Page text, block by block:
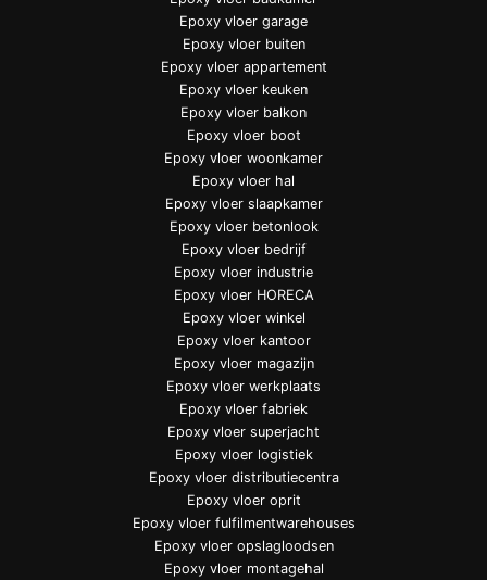
Epoxy vloer garage
Epoxy vloer buiten
Epoxy vloer appartement
Epoxy vloer keuken
Epoxy vloer balkon
Epoxy vloer boot
Epoxy vloer woonkamer
Epoxy vloer hal
Epoxy vloer slaapkamer
Epoxy vloer betonlook
Epoxy vloer bedrijf
Epoxy vloer industrie
Epoxy vloer HORECA
Epoxy vloer winkel
Epoxy vloer kantoor
Epoxy vloer magazijn
Epoxy vloer werkplaats
Epoxy vloer fabriek
Epoxy vloer superjacht
Epoxy vloer logistiek
Epoxy vloer distributiecentra
Epoxy vloer oprit
Epoxy vloer fulfilmentwarehouses
Epoxy vloer opslagloodsen
Epoxy vloer montagehal